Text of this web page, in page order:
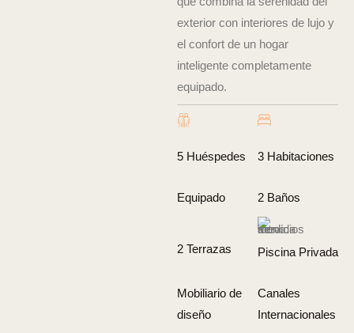
exterior con interiores de lujo y
el confort de un hogar
inteligente completamente
equipado.
5 Huéspedes 3 Habitaciones
Equipado 2 Baños
2 Terrazas Piscina Privada
Mobiliario de
diseño
Canales
Internacionales